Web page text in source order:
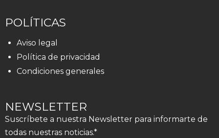
POLÍTICAS
Aviso legal
Política de privacidad
Condiciones generales
NEWSLETTER
Suscríbete a nuestra Newsletter para informarte de
todas nuestras noticias.*